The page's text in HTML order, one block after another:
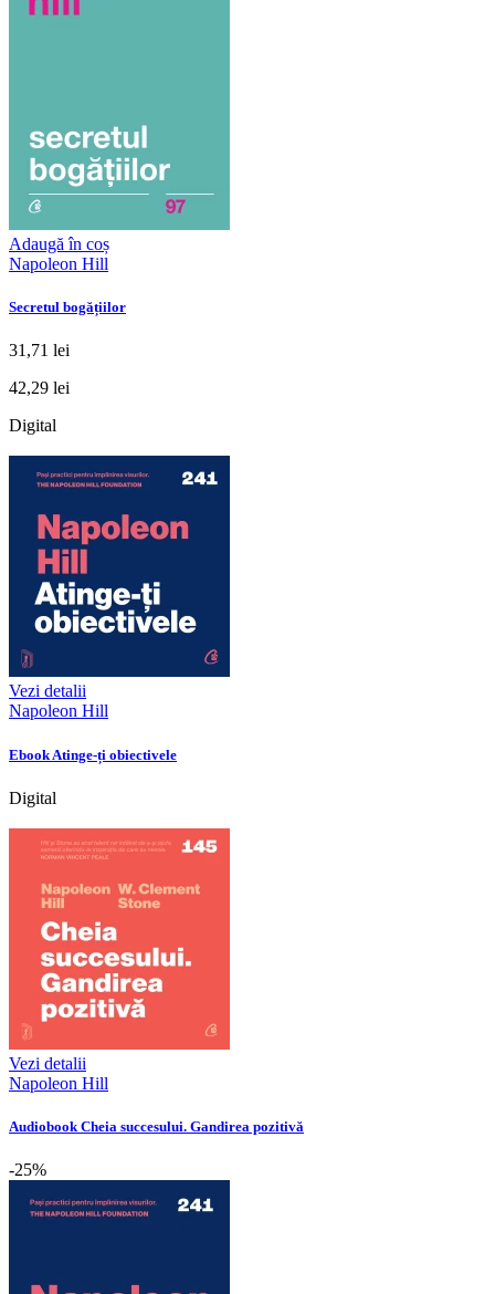
Adaugă în coș
Napoleon Hill
Secretul bogățiilor
31,71 lei
42,29 lei
Digital
Vezi detalii
Napoleon Hill
Ebook Atinge-ți obiectivele
Digital
Vezi detalii
Napoleon Hill
Audiobook Cheia succesului. Gandirea pozitivă
-25%